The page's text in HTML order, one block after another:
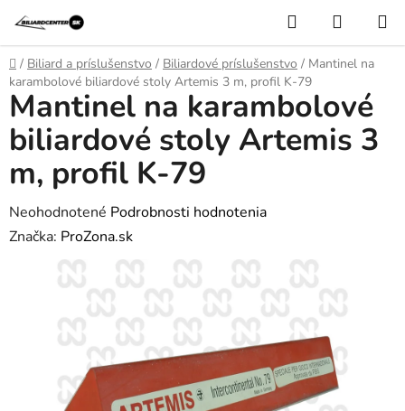
obsah
Hľadať
KOŠÍK
Domov
/ Biliard a príslušenstvo / Biliardové príslušenstvo / Mantinel na
karambolové biliardové stoly Artemis 3 m, profil K-79
Mantinel na karambolové
biliardové stoly Artemis 3
m, profil K-79
Priemerné
hodnotenie
hviezdičiek.
Neohodnotené Podrobnosti hodnotenia
Značka: ProZona.sk